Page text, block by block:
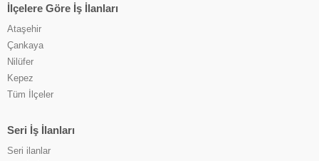
İlçelere Göre İş İlanları
Ataşehir
Çankaya
Nilüfer
Kepez
Tüm İlçeler
Seri İş İlanları
Seri ilanlar